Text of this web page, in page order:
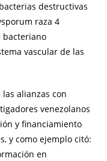
destructivas
raza 4
bacteriano
vascular de las
alianzas con
venezolanos
y financiamiento
y como ejemplo citó:
en